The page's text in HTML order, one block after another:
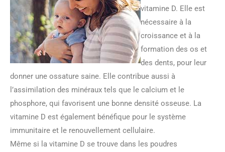
vitamine D. Elle est
nécessaire à la
croissance et à la
formation des os et
des dents, pour leur
donner une ossature saine. Elle contribue aussi à
l’assimilation des minéraux tels que le calcium et le
phosphore, qui favorisent une bonne densité osseuse. La
vitamine D est également bénéfique pour le système
immunitaire et le renouvellement cellulaire.
Même si la vitamine D se trouve dans les poudres